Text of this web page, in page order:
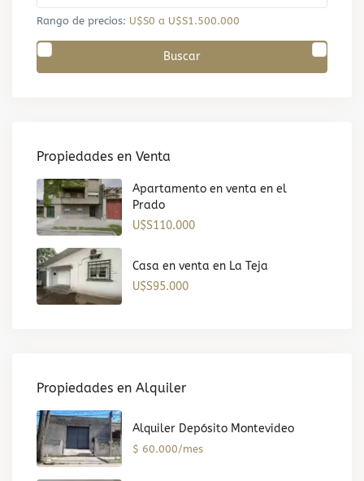
Rango de precios: U$S0 a U$S1.500.000
Buscar
Propiedades en Venta
Apartamento en venta en el
Prado
U$S110.000
Casa en venta en La Teja
U$S95.000
Propiedades en Alquiler
Alquiler Depósito Montevideo
$ 60.000/mes